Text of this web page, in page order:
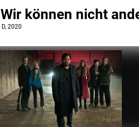
Wir können nicht
D, 2020